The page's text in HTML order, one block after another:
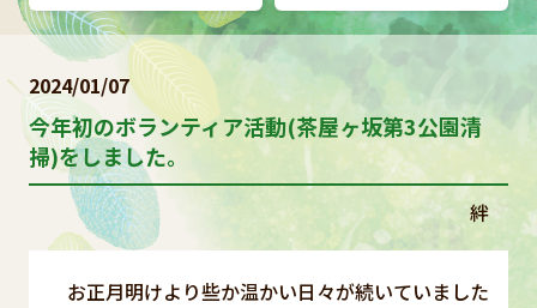
2024/01/07
今年初のボランティア活動(茶屋ヶ坂第3公園清
掃)をしました。
絆
お正月明けより些か温かい日々が続いていました